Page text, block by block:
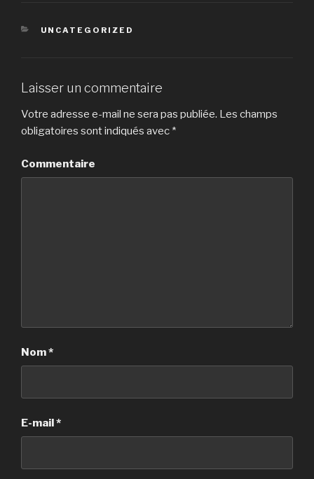
CATÉGORIES
UNCATEGORIZED
Laisser un commentaire
Votre adresse e-mail ne sera pas publiée. Les champs
obligatoires sont indiqués avec *
Commentaire
Nom*
E-mail*